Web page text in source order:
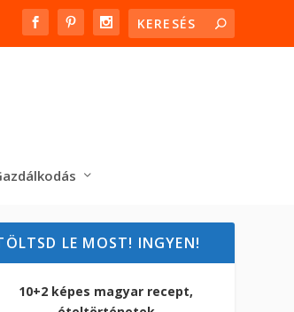
LE MOST! INGYEN!
10+2 képes magyar recept,